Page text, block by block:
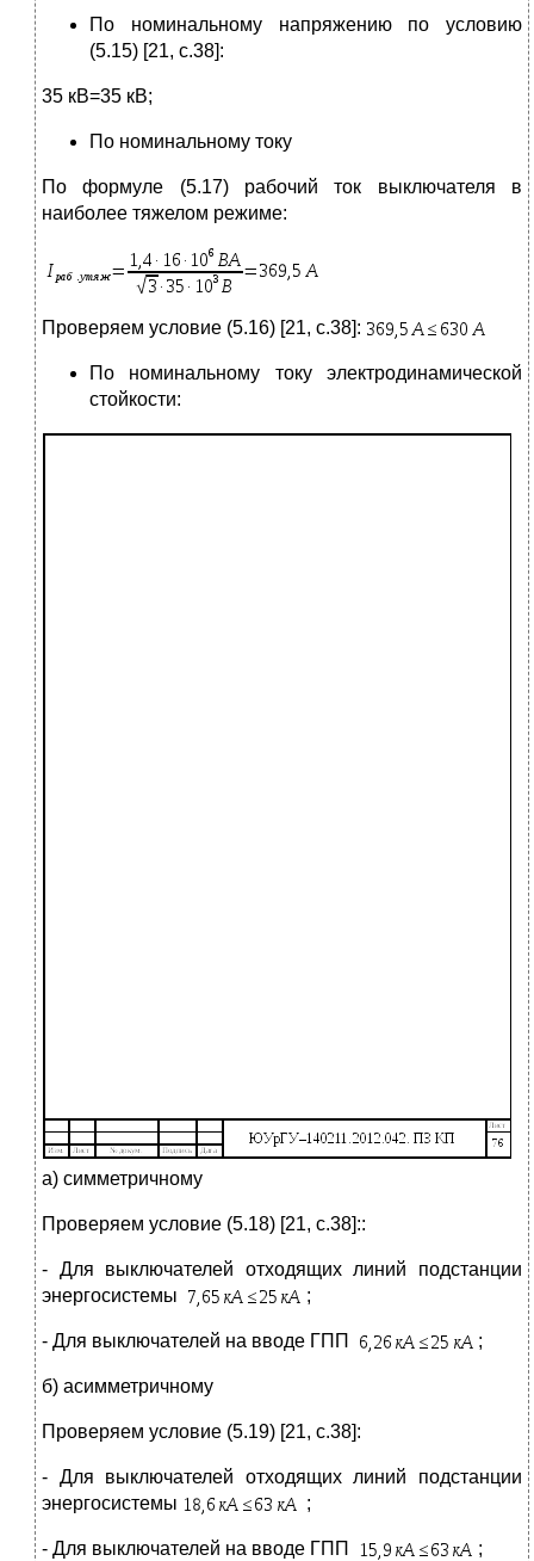
По номинальному напряжению по условию
(5.15) [21, с.38]:
35 кВ=35 кВ;
По номинальному току
По формуле (5.17) рабочий ток выключателя в
наиболее тяжелом режиме:
Проверяем условие (5.16) [21, с.38]:
По номинальному току электродинамической
стойкости:
а) симметричному
Проверяем условие (5.18) [21, с.38]::
- Для выключателей отходящих линий подстанции
энергосистемы
;
- Для выключателей на вводе ГПП ;
б) асимметричному
Проверяем условие (5.19) [21, с.38]:
- Для выключателей отходящих линий подстанции
энергосистемы
;
- Для выключателей на вводе ГПП ;